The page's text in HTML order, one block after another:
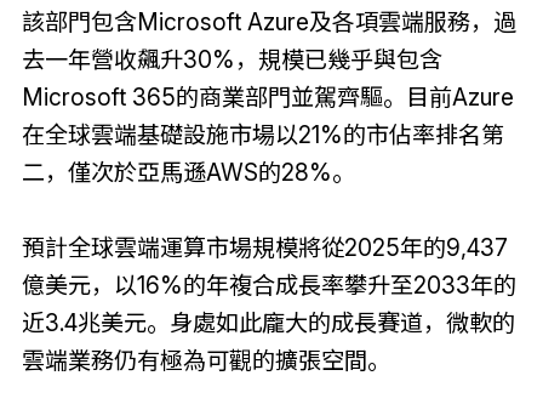
該部門包含Microsoft Azure及各項雲端服務，過
去一年營收飆升30%，規模已幾乎與包含
Microsoft 365的商業部門並駕齊驅。目前Azure
在全球雲端基礎設施市場以21%的市佔率排名第
二，僅次於亞馬遜AWS的28%。
預計全球雲端運算市場規模將從2025年的9,437
億美元，以16%的年複合成長率攀升至2033年的
近3.4兆美元。身處如此龐大的成長賽道，微軟的
雲端業務仍有極為可觀的擴張空間。